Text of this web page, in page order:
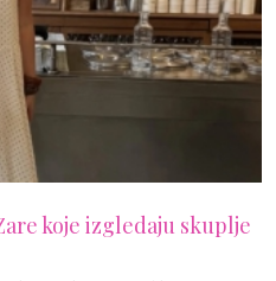
koje izgledaju skuplje